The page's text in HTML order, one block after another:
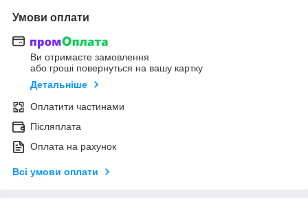
Умови оплати
Ви отримаєте замовлення
або гроші повернуться на вашу картку
Детальніше
Оплатити частинами
Післяплата
Оплата на рахунок
Всі умови оплати